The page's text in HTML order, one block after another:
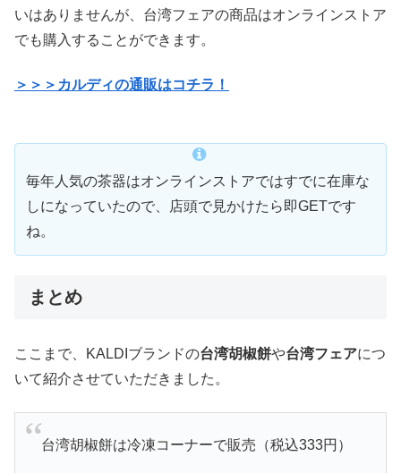
いはありませんが、台湾フェアの商品はオンラインストア
でも購入することができます。
＞＞＞カルディの通販はコチラ！
毎年人気の茶器はオンラインストアではすでに在庫な
しになっていたので、店頭で見かけたら即GETです
ね。
まとめ
ここまで、KALDIブランドの台湾胡椒餅や台湾フェアにつ
いて紹介させていただきました。
台湾胡椒餅は冷凍コーナーで販売（税込333円）